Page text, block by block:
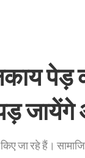
पेड़
जा रहे हैं।